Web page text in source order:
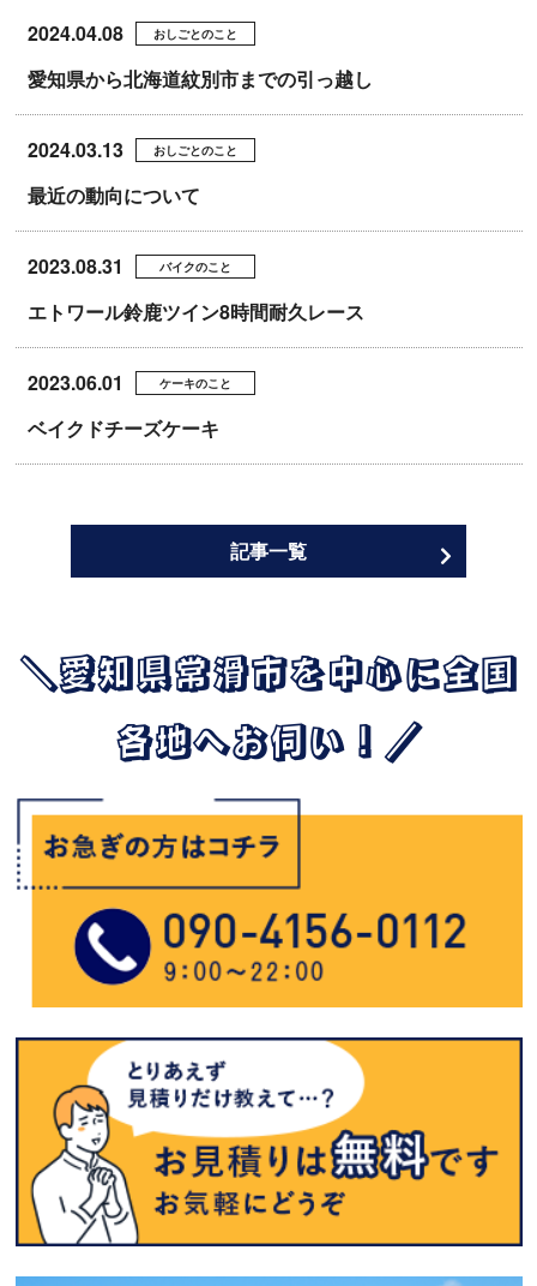
2024.04.08 おしごとのこと
愛知県から北海道紋別市までの引っ越し
2024.03.13 おしごとのこと
最近の動向について
2023.08.31 バイクのこと
エトワール鈴鹿ツイン8時間耐久レース
2023.06.01 ケーキのこと
ベイクドチーズケーキ
記事一覧
＼愛知県常滑市を中心に全国
各地へお伺い！／